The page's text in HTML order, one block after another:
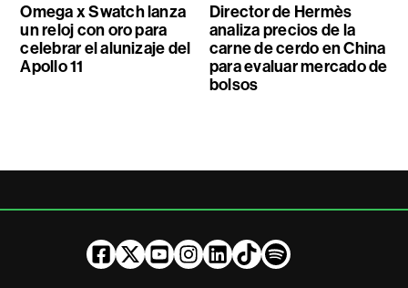
Omega x Swatch lanza
un reloj con oro para
celebrar el alunizaje del
Apollo 11
Director de Hermès
analiza precios de la
carne de cerdo en China
para evaluar mercado de
bolsos